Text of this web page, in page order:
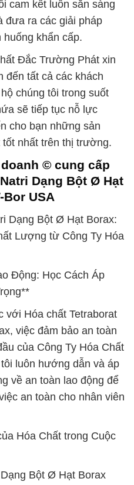
cam kết luôn sẵn sàng
đưa ra các giải pháp
huống khẩn cấp.
Đắc Trường Phát xin
đến tất cả các khách
chúng tôi trong suốt
sẽ tiếp tục nỗ lực
cho bạn những sản
nhất trên thị trường.
© cung cấp
Dạng Bột Ø Hạt
Bor USA
Dạng Bột Ø Hạt Borax:
Lượng từ Công Ty Hóa
Động: Học Cách Áp
với Hóa chất Tetraborat
việc đảm bảo an toàn
của Công Ty Hóa Chất
luôn hướng dẫn và áp
về an toàn lao động để
an toàn cho nhân viên
Hóa Chất trong Cuộc
Bột Ø Hạt Borax